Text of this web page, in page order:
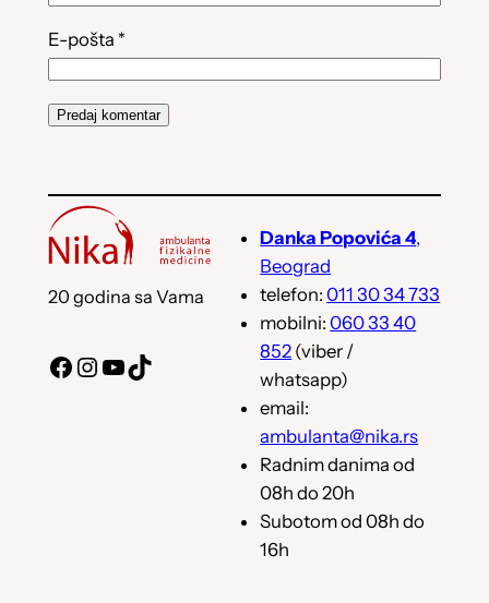
E-pošta *
20 godina sa Vama
Facebook InstagramYouTube TikTok
Danka Popovića 4,
Beograd
telefon:011 30 34 733
mobilni:060 33 40
852 (viber /
whatsapp)
email:
ambulanta@nika.rs
Radnim danima od
08h do 20h
Subotom od 08h do
16h